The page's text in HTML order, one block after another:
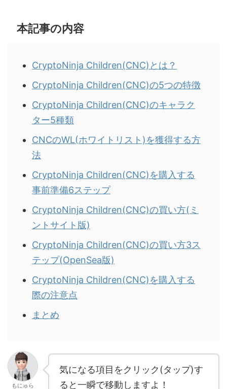
本記事の内容
CryptoNinja Children(CNC)とは？
CryptoNinja Children(CNC)の5つの特徴
CryptoNinja Children(CNC)のキャラク
ター5種類
CNCのWL(ホワイトリスト)を獲得する方
法
CryptoNinja Children(CNC)を購入する
事前準備6ステップ
CryptoNinja Children(CNC)の買い方(ミ
ントサイト版)
CryptoNinja Children(CNC)の買い方3ス
テップ(OpenSea版)
CryptoNinja Children(CNC)を購入する
際の注意点
まとめ
もにゅら
気になる項目をクリック(タップ)す
ると一瞬で移動しますよ！